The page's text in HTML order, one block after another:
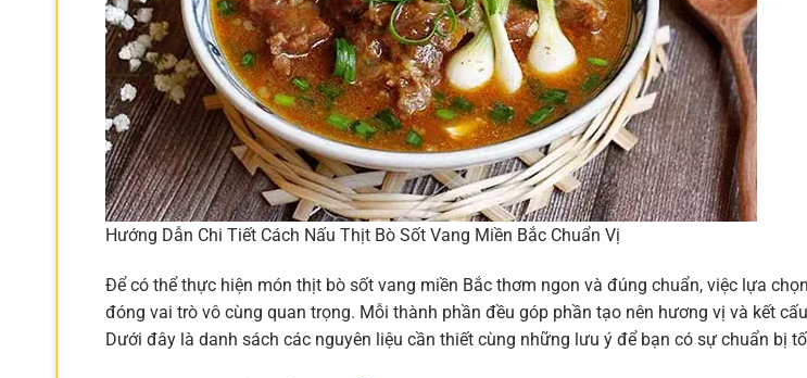
Hướng Dẫn Chi Tiết Cách Nấu Thịt Bò Sốt Vang Miền Bắc Chuẩn Vị
Để có thể thực hiện món thịt bò sốt vang miền Bắc thơm ngon và đúng chuẩn, việc lựa
đóng vai trò vô cùng quan trọng. Mỗi thành phần đều góp phần tạo nên hương vị và kết
Dưới đây là danh sách các nguyên liệu cần thiết cùng những lưu ý để bạn có sự chuẩn bị